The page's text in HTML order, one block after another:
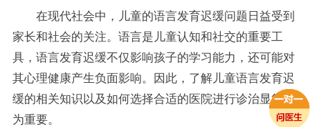
在现代社会中，儿童的语言发育迟缓问题日益受到
家长和社会的关注。语言是儿童认知和社交的重要工
具，语言发育迟缓不仅影响孩子的学习能力，还可能对
其心理健康产生负面影响。因此，了解儿童语言发育迟
缓的相关知识以及如何选择合适的医院进行诊治显得尤
为重要。